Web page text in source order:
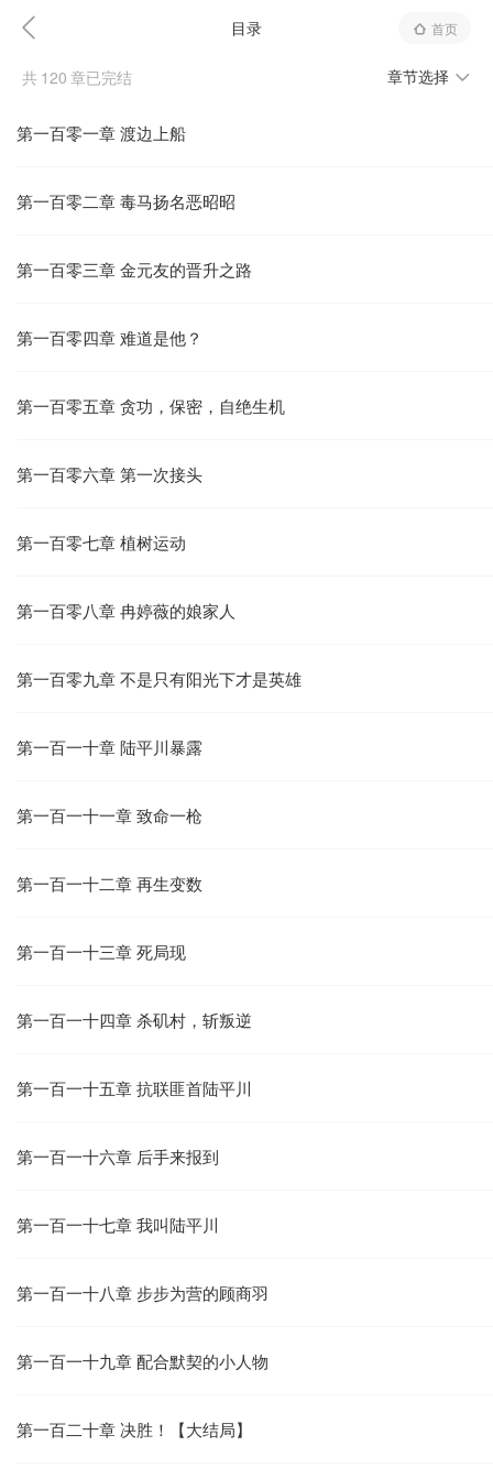
首页
目录
共 120 章已完结 章节选择
第一百零一章 渡边上船
第一百零二章 毒马扬名恶昭昭
第一百零三章 金元友的晋升之路
第一百零四章 难道是他？
第一百零五章 贪功，保密，自绝生机
第一百零六章 第一次接头
第一百零七章 植树运动
第一百零八章 冉婷薇的娘家人
第一百零九章 不是只有阳光下才是英雄
第一百一十章 陆平川暴露
第一百一十一章 致命一枪
第一百一十二章 再生变数
第一百一十三章 死局现
第一百一十四章 杀矶村，斩叛逆
第一百一十五章 抗联匪首陆平川
第一百一十六章 后手来报到
第一百一十七章 我叫陆平川
第一百一十八章 步步为营的顾商羽
第一百一十九章 配合默契的小人物
第一百二十章 决胜！【大结局】